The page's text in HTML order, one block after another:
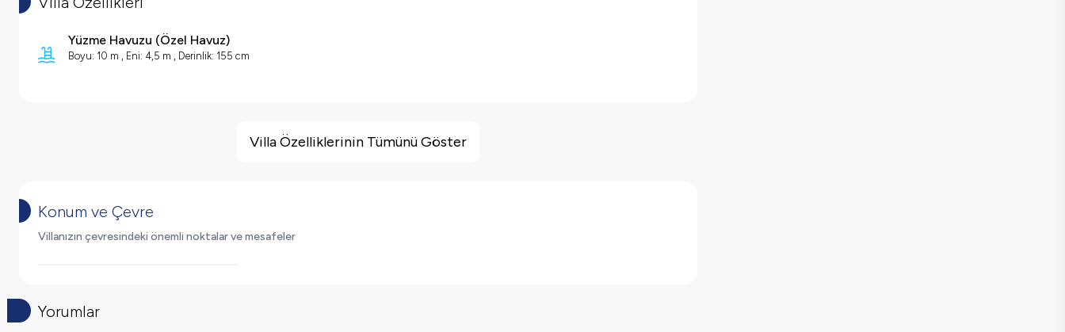
Yüzme Havuzu (Özel Havuz)
Boyu: 10 m , Eni: 4,5 m , Derinlik: 155 cm
Korunaklı Havuz
Klima
Villa Özelliklerinin Tümünü Göster
Konum ve Çevre
Villanızın çevresindeki önemli noktalar ve mesafeler
Yol Tarifi Al
Yorumlar